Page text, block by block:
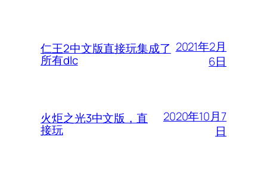
仁王2中文版直接玩集成了
所有dlc
2021年2月
6日
火炬之光3中文版，直
接玩
2020年10月7
日